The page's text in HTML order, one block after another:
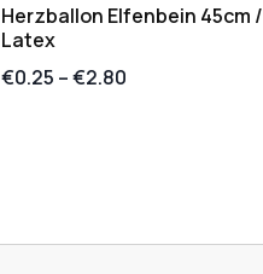
Herzballon Elfenbein 45cm /
Latex
€0.25 –€2.80